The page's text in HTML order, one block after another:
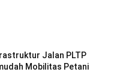
Jalan PLTP
Mobilitas Petani